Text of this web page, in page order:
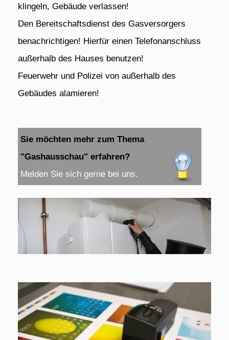
klingeln, Gebäude verlassen!
Den Bereitschaftsdienst des Gasversorgers
benachrichtigen! Hierfür einen Telefonanschluss
außerhalb des Hauses benutzen!
Feuerwehr und Polizei von außerhalb des
Gebäudes alamieren!
Sie möchten mehr zum Thema
"Gashausschau" erfahren?
Melden Sie sich gerne bei uns.